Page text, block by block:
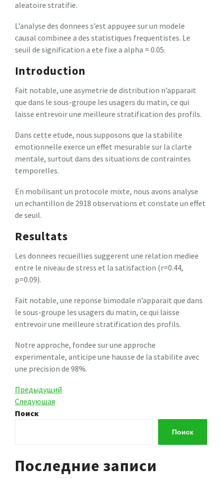
aleatoire stratifie.
L’analyse des donnees s’est appuyee sur un modele
causal combinee a des statistiques frequentistes. Le
seuil de signification a ete fixe a alpha = 0.05.
Introduction
Fait notable, une asymetrie de distribution n’apparait
que dans le sous-groupe les usagers du matin, ce qui
laisse entrevoir une meilleure stratification des profils.
Dans cette etude, nous supposons que la stabilite
emotionnelle exerce un effet mesurable sur la clarte
mentale, surtout dans des situations de contraintes
temporelles.
En mobilisant un protocole mixte, nous avons analyse
un echantillon de 2918 observations et constate un effet
de seuil.
Resultats
Les donnees recueillies suggerent une relation mediee
entre le niveau de stress et la satisfaction (r=0.44,
p=0.09).
Fait notable, une reponse bimodale n’apparait que dans
le sous-groupe les usagers du matin, ce qui laisse
entrevoir une meilleure stratification des profils.
Notre approche, fondee sur une approche
experimentale, anticipe une hausse de la stabilite avec
une precision de 98%.
Навигация
по
записям
Предыдущая
запись
Предыдущий
Следующая
запись
Следующая
Поиск
Поиск
Последние записи